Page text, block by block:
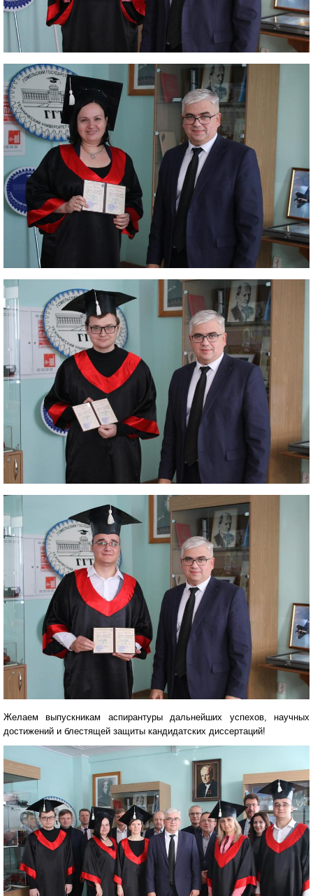
Желаем выпускникам аспирантуры дальнейших успехов, научных
достижений и блестящей защиты кандидатских диссертаций!